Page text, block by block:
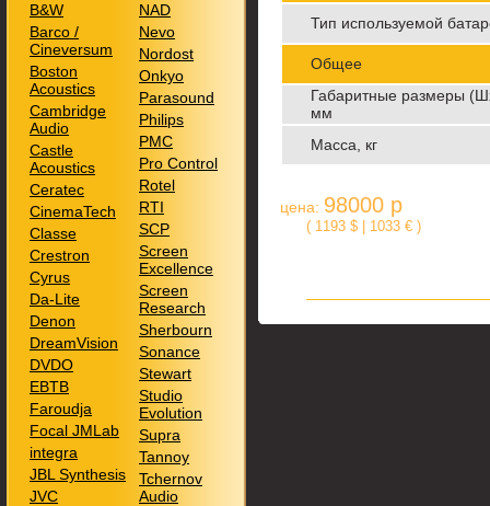
Тип используемой
Общее
Габаритные размеры
мм
Масса, кг
цена: 98000 р
( 1193 $ | 1033 € )
B&W
Barco /
Cineversum
Boston
Acoustics
Cambridge
Audio
Castle
Acoustics
Ceratec
CinemaTech
Classe
Crestron
Cyrus
Da-Lite
Denon
DreamVision
DVDO
EBTB
Faroudja
Focal JMLab
integra
JBL Synthesis
JVC
NAD
Nevo
Nordost
Onkyo
Parasound
Philips
PMC
Pro Control
Rotel
RTI
SCP
Screen
Excellence
Screen
Research
Sherbourn
Sonance
Stewart
Studio
Evolution
Supra
Tannoy
Tchernov
Audio